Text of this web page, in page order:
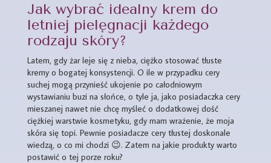
Jak wybrać idealny krem do
letniej pielęgnacji każdego
rodzaju skóry?
Latem, gdy żar leje się z nieba, ciężko stosować tłuste
kremy o bogatej konsystencji. O ile w przypadku cery
suchej mogą przynieść ukojenie po całodniowym
wystawianiu buzi na słońce, o tyle ja, jako posiadaczka cery
mieszanej nawet nie chcę myśleć o dodatkowej dość
ciężkiej warstwie kosmetyku, gdy mam wrażenie, że moja
skóra się topi. Pewnie posiadacze cery tłustej doskonale
wiedzą, o co mi chodzi 😉. Zatem na jakie produkty warto
postawić o tej porze roku?